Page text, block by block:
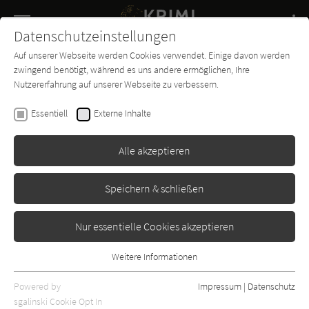
SUCHE
Buch-
Entdecker
Forum Charts
Øistein Borge
Hinterhalt
Erschienen: Oktober 2018 Bibliogr. Angaben
Datenschutzeinstellungen
Auf unserer Webseite werden Cookies verwendet. Einige davon werden
zwingend benötigt, während es uns andere ermöglichen, Ihre
Nutzererfahrung auf unserer Webseite zu verbessern.
Essentiell Externe Inhalte
Alle akzeptieren
Speichern & schließen
Nur essentielle Cookies akzeptieren
Essentielle Cookies werden für grundlegende Funktionen der
Webseite benötigt. Dadurch ist gewährleistet, dass die Webseite
Weitere Informationen
Powered by
sgalinski Cookie Opt In
Impressum | Datenschutz